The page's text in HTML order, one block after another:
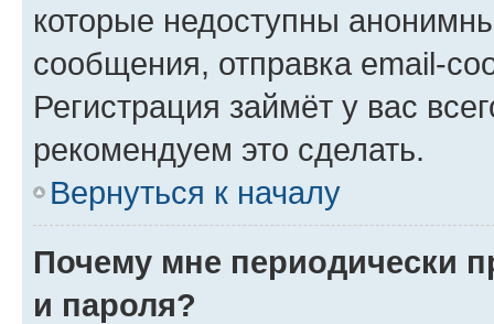
которые недоступны
сообщения, отправка email-
Регистрация займёт у вас
рекомендуем это сделать.
Вернуться к началу
Почему мне периодически
и пароля?